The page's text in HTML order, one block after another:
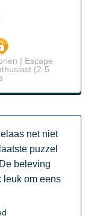
| Escape
(2-5
net niet
puzzel
beleving
leuk om eens